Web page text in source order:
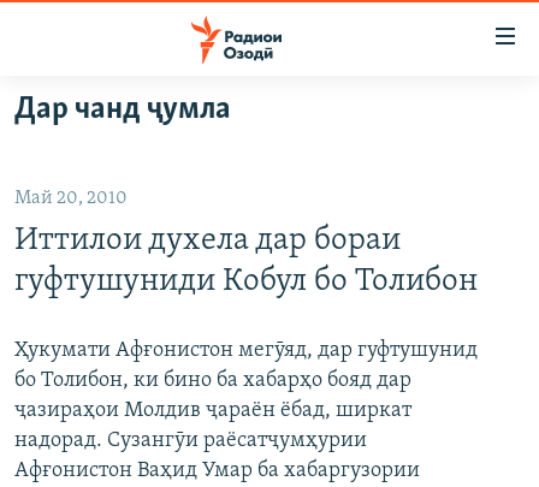
Ҷаҳиш
ба
аслӣ
ба
феҳристи
аслӣ
Ҷаҳиш
ба
ГӮШАҲО
ҚАЗИЯИ "КРОКУС"
ОСИЁИ МАРКАЗӢ
ФАРҲАНГ
МЕҲМОНИ ОЗОДӢ
ВАРЗИШ
САЛОМ, ХОҲАР
ТАҲҚИҚОТ
ҶАНГ ДАР УКРАИНА
НАЗАРИ МАРДУМ
БЛОГИСТОН
ОЗОДӢ ОНЛАЙН
ЧАНДРАСОНАӢ
ВИДЕО
РӮЙХАТҲО
Дар чанд ҷумла
Май 20, 2010
Иттилои духела дар бораи
гуфтушуниди Кобул бо Толибон
Ҳукумати Афғонистон мегӯяд, дар гуфтушунид
бо Толибон, ки бино ба хабарҳо бояд дар
ҷазираҳои Молдив ҷараён ёбад, ширкат
надорад. Сузангӯи раёсатҷумҳурии
Афғонистон Ваҳид Умар ба хабаргузории